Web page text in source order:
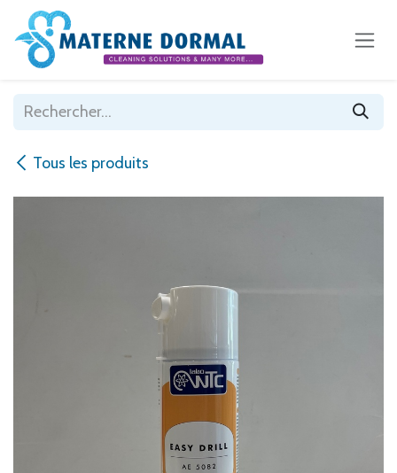
Se rendre au contenu
Tous les produits